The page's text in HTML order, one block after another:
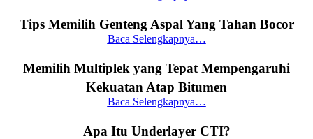
Tips Memilih Genteng Aspal Yang Tahan Bocor
Baca Selengkapnya…
Memilih Multiplek yang Tepat Mempengaruhi
Kekuatan Atap Bitumen
Baca Selengkapnya…
Apa Itu Underlayer CTI?